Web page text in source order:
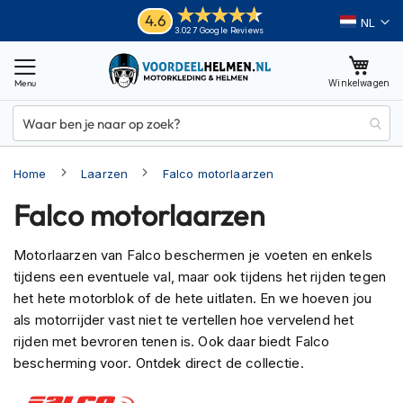
4.6
3.027 Google Reviews
Ga
naar
inhoud
Taal
Winkelwagen
M
o
t
o
h
l
e
n
A
d
v
e
n
t
u
e
Home Laarzen Falco motorlaarzen
Falco motorlaarzen
Motorlaarzen van Falco beschermen je voeten en enkels
tijdens een eventuele val, maar ook tijdens het rijden tegen
het hete motorblok of de hete uitlaten. En we hoeven jou
als motorrijder vast niet te vertellen hoe vervelend het
rijden met bevroren tenen is. Ook daar biedt Falco
bescherming voor. Ontdek direct de collectie.